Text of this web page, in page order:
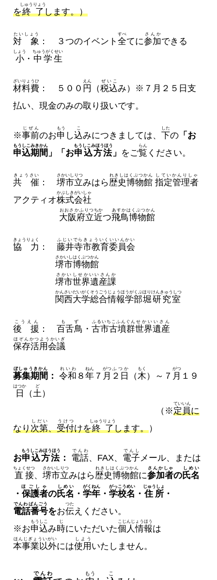
を終了
しゅうりょう
します。）
対 象
たいしょう
： ３つのイベント全
すべ
てに参加
さんか
できる
小
しょう
・ 中学生
ちゅうがくせい
材料費
ざいりょうひ
： ５００ 円
えん
（税込
ぜいこ
み）※７月２５日支
払い、現金のみの取り扱いです。
※事前
じぜん
のお申
もう
し込
こ
みにつきましては、下
した
の 「お
申込期間
もうしこみきかん
」「お申込方法
もうしこみほうほう
」 をご覧
らん
ください。
共 催
きょうさい
：堺市立
さかいしりつ
みはら歴史博物館
れきしはくぶつかん
指定管理者
していかんりしゃ
アクティオ株式会社
かぶしきがいしゃ
大阪府立
おおさかふりつ
近
ちか
つ飛鳥博物館
あすかはくぶつかん
協 力
きょうりょく
：藤井寺市教育委員会
ふじいでらきょういくいいんかい
堺市博物館
さかいしはくぶつかん
堺市世界遺産課
さかいしせかいいさんか
関西大学
かんさいだいがく
総合情報学部
そうごうじょうほうがくぶ
堀研究室
ほりけんきゅうしつ
後 援
こうえん
：百舌鳥
もず
・古市古墳群
ふるいちこふんぐん
世界遺産
せかいいさん
保存活用会議
ほぞんかつようかいぎ
募集期間
ぼしゅうきかん
： 令和
れいわ
８年
ねん
７ 月
がつ
２日
ふつか
（木
もく
）～７ 月
がつ
１９
日
はつか
（土
ど
）
（※定員
ていいん
に
なり次第
しだい
、受付
うけつ
けを終了
しゅうりょう
します。）
お申込方法
もうしこみほうほう
： 電話
でんわ
、FAX、 電子
でんし
メール、または
直接
ちょくせつ
、堺市立
さかいしりつ
みはら歴史博物館
れきしはくぶつかん
に参加者
さんかしゃ
の氏名
しめい
・保護者
ほごしゃ
の氏名
しめい
・学年
がくねん
・学校名
がっこうめい
・住所
じゅうしょ
・
電話番号
でんわばんごう
をお伝
つた
えください。
※お申込
もうしこ
み時
じ
にいただいた個人情報
こじんじょうほう
は
本事業以外
ほんじぎょういがい
には使用
しよう
いたしません。
でんわ もう こ